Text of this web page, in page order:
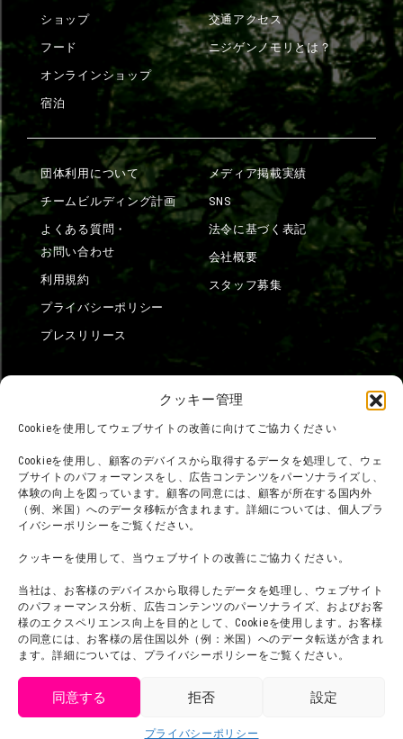
クッキー管理
Cookieを使用してウェブサイトの改善に向けてご協力ください
Cookieを使用し、顧客のデバイスから取得するデータを処理して、ウェ
ブサイトのパフォーマンスをし、広告コンテンツをパーソナライズし、
体験の向上を図っています。顧客の同意には、顧客が所在する国内外
（例、米国）へのデータ移転が含まれます。詳細については、個人プラ
イバシーポリシーをご覧ください。
クッキーを使用して、当ウェブサイトの改善にご協力ください。
当社は、お客様のデバイスから取得したデータを処理し、ウェブサイト
のパフォーマンス分析、広告コンテンツのパーソナライズ、およびお客
様のエクスペリエンス向上を目的として、Cookieを使用します。お客様
の同意には、お客様の居住国以外（例：米国）へのデータ転送が含まれ
ます。詳細については、プライバシーポリシーをご覧ください。
同意する 拒否 設定
プライバシーポリシー
ショップ
フード
オンラインショップ
宿泊
交通アクセス
ニジゲンノモリとは？
団体利用について
チームビルディング計画
よくある質問・
お問い合わせ
利用規約
プライバシーポリシー
プレスリリース
メディア掲載実績
SNS
法令に基づく表記
会社概要
スタッフ募集
©臼井儀人／双葉社・シンエイ・テレビ朝日・ADK
©岸本斉史 スコット／集英社・テレビ東京・ぴえろ
TM & © TOHO
© ARMOR PROJECT/BIRD STUDIO/SQUARE ENIX
©諫山創・講談社／「進撃の巨人」The Final Season製作委員会
©2026 Nijigennomori Inc. All Rights Reserved.